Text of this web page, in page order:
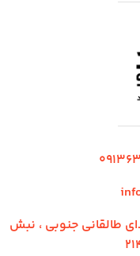
طالقانی جنوبی ، نبش